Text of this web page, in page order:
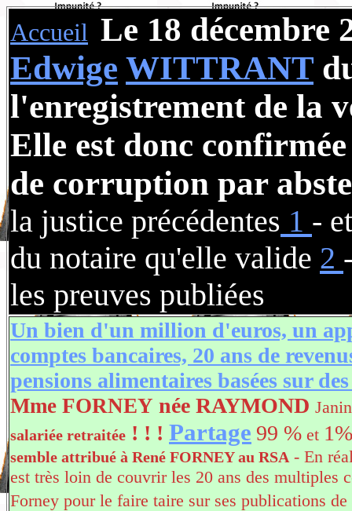
Accueil Le 18 décembre
Edwige WITTRANT
l'enregistrement de la
Elle est donc
de corruption par
la justice précédentes 1 -
du notaire qu'elle valide 2
les preuves publiées
Un bien d'un million d'euros, un
comptes bancaires, 20 ans de
pensions alimentaires basées sur
Mme FORNEY née RAYMOND
salariée retraitée ! ! ! Partage 99 % et
semble attribué à René FORNEY au RSA- En
est très loin de couvrir les 20 ans des multiples
Forney pour le faire taire sur ses publications